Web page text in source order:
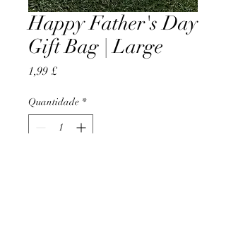
Happy Father's Day
Gift Bag | Large
1,99 £Preço
Quantidade *